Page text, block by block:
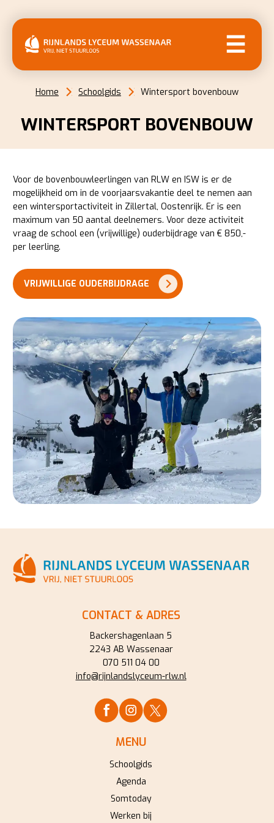
Home Schoolgids Wintersport bovenbouw
WINTERSPORT BOVENBOUW
Voor de bovenbouwleerlingen van RLW en ISW is er de
mogelijkheid om in de voorjaarsvakantie deel te nemen aan
een wintersportactiviteit in Zillertal, Oostenrijk. Er is een
maximum van 50 aantal deelnemers. Voor deze activiteit
vraag de school een (vrijwillige) ouderbijdrage van € 850,-
per leerling.
VRIJWILLIGE OUDERBIJDRAGE
CONTACT & ADRES
Backershagenlaan 5
2243 AB Wassenaar
070 511 04 00
info@rijnlandslyceum-rlw.nl
MENU
Schoolgids
Agenda
Somtoday
Werken bij